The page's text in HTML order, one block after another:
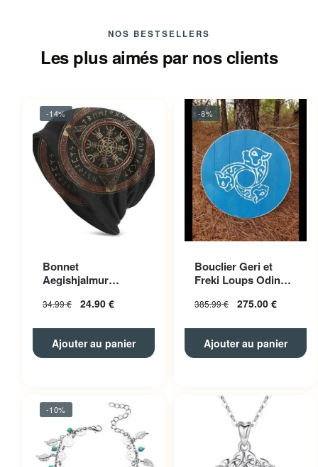
NOS BESTSELLERS
Les plus aimés par nos clients
-14%
Bonnet
Aegishjalmur
34.99€ 24.90 €
Ajouter au panier
-8%
Bouclier Geri et
Freki Loups Odin
385.99€ 275.00 €
Ajouter au panier
-10%